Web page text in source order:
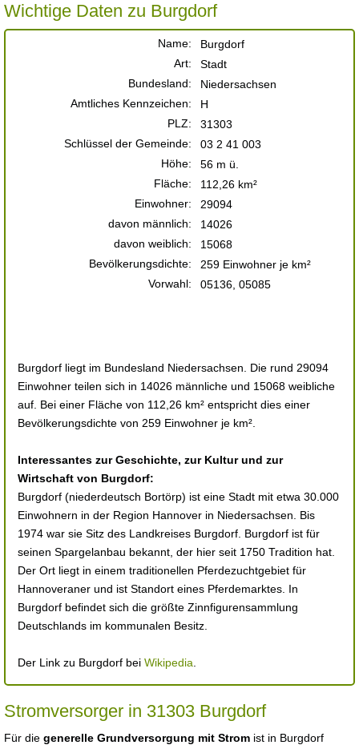
Wichtige Daten zu Burgdorf
Name:
Burgdorf
Art:
Stadt
Bundesland:
Niedersachsen
Amtliches Kennzeichen:
H
PLZ:
31303
Schlüssel der Gemeinde:
03 2 41 003
Höhe:
56 m ü.
Fläche:
112,26 km²
Einwohner:
29094
davon männlich:
14026
davon weiblich:
15068
Bevölkerungsdichte:
259 Einwohner je km²
Vorwahl:
05136, 05085
Burgdorf liegt im Bundesland Niedersachsen. Die rund 29094
Einwohner teilen sich in 14026 männliche und 15068 weibliche
auf. Bei einer Fläche von 112,26 km² entspricht dies einer
Bevölkerungsdichte von 259 Einwohner je km².
Interessantes zur Geschichte, zur Kultur und zur
Wirtschaft von Burgdorf:
Burgdorf (niederdeutsch Bortörp) ist eine Stadt mit etwa 30.000
Einwohnern in der Region Hannover in Niedersachsen. Bis
1974 war sie Sitz des Landkreises Burgdorf. Burgdorf ist für
seinen Spargelanbau bekannt, der hier seit 1750 Tradition hat.
Der Ort liegt in einem traditionellen Pferdezuchtgebiet für
Hannoveraner und ist Standort eines Pferdemarktes. In
Burgdorf befindet sich die größte Zinnfigurensammlung
Deutschlands im kommunalen Besitz.
Der Link zu Burgdorf bei Wikipedia
Stromversorger in 31303 Burgdorf
Für die generelle Grundversorgung mit Strom ist in Burgdorf